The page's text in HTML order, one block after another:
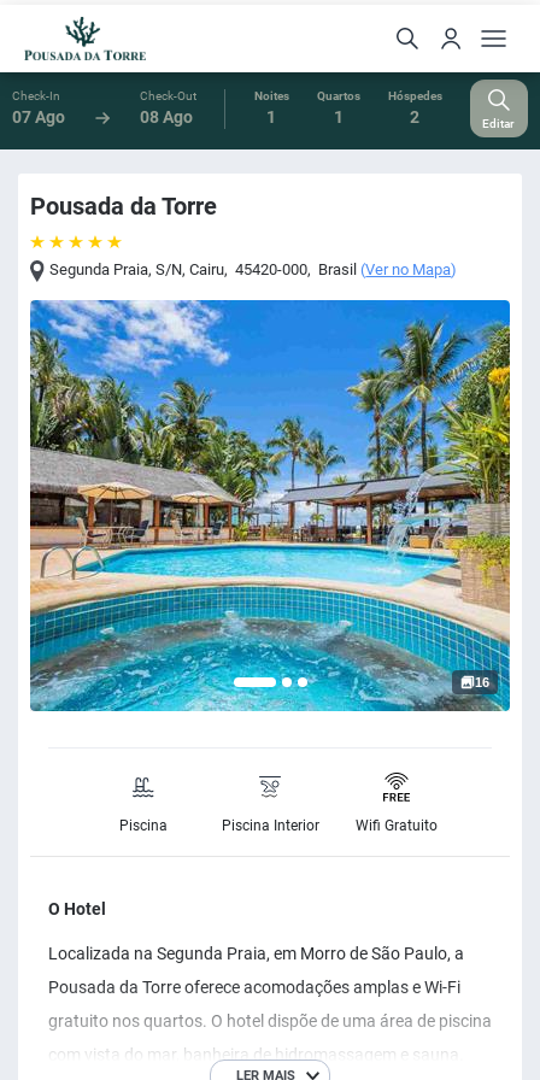
Check-In
07 Ago
Check-Out
08 Ago
Noites
1
Quartos
1
Hóspedes
2 Editar
Pousada da Torre
Segunda Praia, S/N,Cairu, 45420-000, Brasil (Ver no Mapa)
16
Piscina Piscina Interior Wifi Gratuito
O Hotel
Localizada na Segunda Praia, em Morro de São Paulo, a
Pousada da Torre oferece acomodações amplas e Wi-Fi
gratuito nos quartos. O hotel dispõe de uma área de piscina
com vista do mar, banheira de hidromassagem e sauna.
LER MAIS